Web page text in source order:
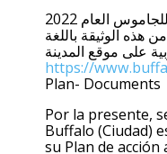
إشعار لخطة العمل السنوية للجاموس العام 2022
هذه الوثيقة باللغة
https://
Plan- Documents
Por la presente,
Buffalo (Ciudad)
su Plan de